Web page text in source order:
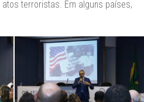
terroristas. Em alguns países,